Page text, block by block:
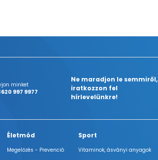
minket
997 9977
Ne maradjon le semmiről,
iratkozzon fel
hírlevelünkre!
Életmód
Megelőzés - Prevenció
Sport
Vitaminok, ásványi anyagok